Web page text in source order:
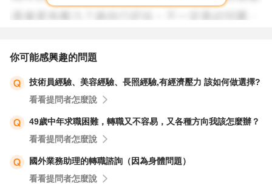
你可能感興趣的問題
技術員經驗、美容經驗、長照經驗,有經濟壓力 該如何做選擇?
看看提問者怎麼說
49歲中年求職困難，轉職又不容易，又各種方向我該怎麼辦？
看看提問者怎麼說
國外業務助理的轉職諮詢（因為身體問題）
看看提問者怎麼說